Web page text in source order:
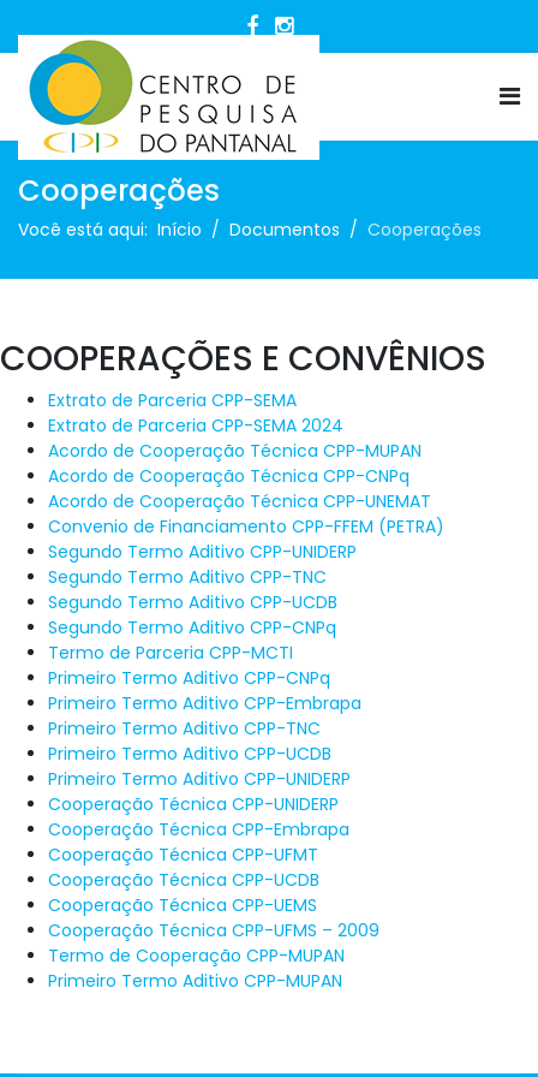
Cooperações
Você está aqui: Início Documentos Cooperações
COOPERAÇÕES E CONVÊNIOS
Extrato de Parceria CPP-SEMA
Extrato de Parceria CPP-SEMA 2024
Acordo de Cooperação Técnica CPP-MUPAN
Acordo de Cooperação Técnica CPP-CNPq
Acordo de Cooperação Técnica CPP-UNEMAT
Convenio de Financiamento CPP-FFEM (PETRA)
Segundo Termo Aditivo CPP-UNIDERP
Segundo Termo Aditivo CPP-TNC
Segundo Termo Aditivo CPP-UCDB
Segundo Termo Aditivo CPP-CNPq
Termo de Parceria CPP-MCTI
Primeiro Termo Aditivo CPP-CNPq
Primeiro Termo Aditivo CPP-Embrapa
Primeiro Termo Aditivo CPP-TNC
Primeiro Termo Aditivo CPP-UCDB
Primeiro Termo Aditivo CPP-UNIDERP
Cooperação Técnica CPP-UNIDERP
Cooperação Técnica CPP-Embrapa
Cooperação Técnica CPP-UFMT
Cooperação Técnica CPP-UCDB
Cooperação Técnica CPP-UEMS
Cooperação Técnica CPP-UFMS – 2009
Termo de Cooperação CPP-MUPAN
Primeiro Termo Aditivo CPP-MUPAN